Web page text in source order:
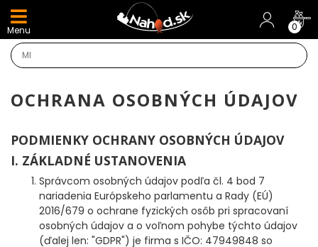
Menu 0
OCHRANA OSOBNÝCH ÚDAJOV
PODMIENKY OCHRANY OSOBNÝCH ÚDAJOV
I. ZÁKLADNÉ USTANOVENIA
Správcom osobných údajov podľa čl. 4 bod 7
nariadenia Európskeho parlamentu a Rady (EÚ)
2016/679 o ochrane fyzických osôb pri spracovaní
osobných údajov a o voľnom pohybe týchto údajov
(ďalej len: "GDPR") je firma s IČO: 47949848 so
DARČEKY A AKCIE
Darčeky
AKCIA 1+1
AKCIOVÝ CAMPING